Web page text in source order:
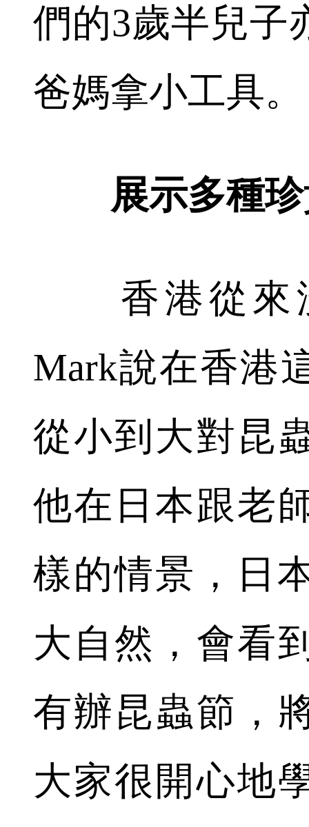
們的3歲半兒子
爸媽拿小工具。
展示多種珍
香港從來
Mark說在香港
從小到大對昆
他在日本跟老
樣的情景，日
大自然，會看
有辦昆蟲節，
大家很開心地